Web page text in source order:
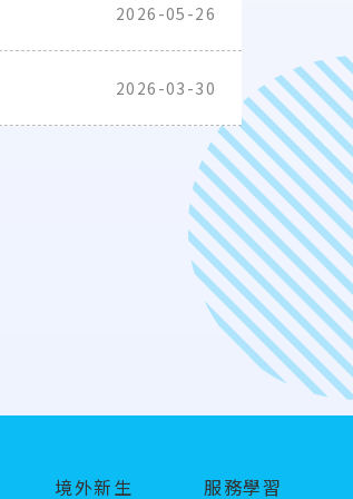
2026-05-26
2026-03-30
境外新生 服務學習